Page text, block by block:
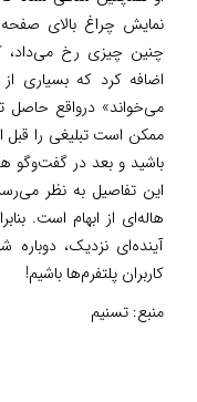
نمایش چراغ بالای صفحه
چنین چیزی رخ می‌داد،
اضافه کرد که بسیاری
می‌خواند» درواقع حاصل
ممکن است تبلیغی را قبل
باشید و بعد در گفت‌وگو
این تفاصیل به نظر
هاله‌ای از ابهام است.
آینده‌ای نزدیک، دوباره
کاربران پلتفرم‌ها باشیم!
منبع: تسنیم